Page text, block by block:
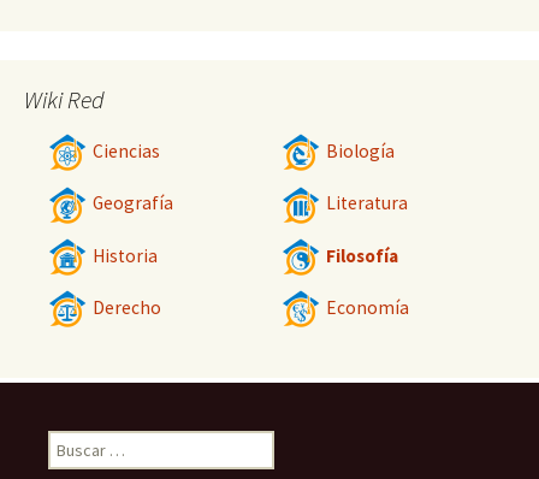
Wiki Red
Ciencias Biología
Geografía Literatura
Historia Filosofía
Derecho Economía
Buscar: